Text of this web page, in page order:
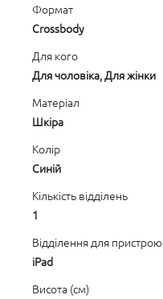
Формат
Crossbody
Для кого
Для чоловіка, Для жінки
Матеріал
Шкіра
Колір
Синій
Кількість відділень
1
Відділення для пристрою
iPad
Висота (см)